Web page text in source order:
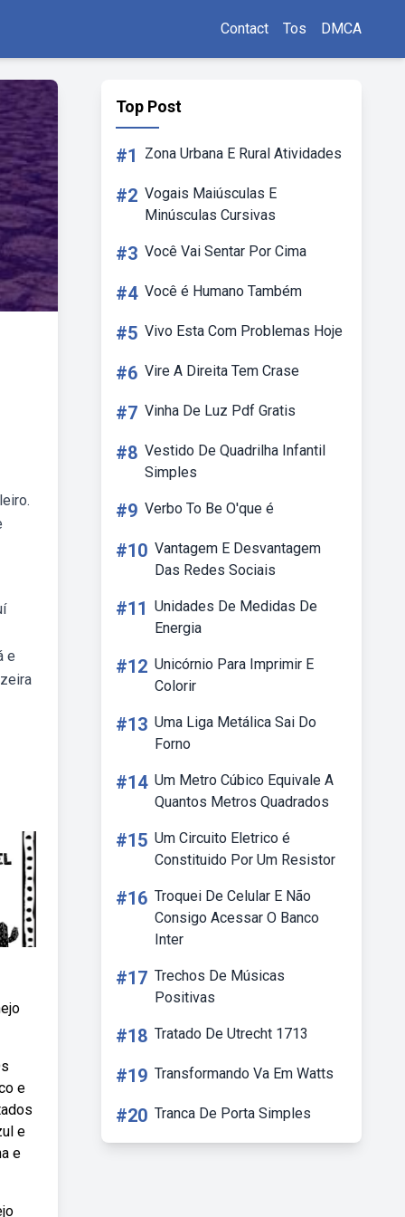
Contact Tos DMCA
e
e
e
e
Top Post
#1 Zona Urbana E Rural Atividades
#2 Vogais Maiúsculas E
Minúsculas Cursivas
#3 Você Vai Sentar Por Cima
#4 Você é Humano Também
#5 Vivo Esta Com Problemas Hoje
#6 Vire A Direita Tem Crase
#7 Vinha De Luz Pdf Gratis
#8 Vestido De Quadrilha Infantil
Simples
#9 Verbo To Be O'que é
#10 Vantagem E Desvantagem
Das Redes Sociais
#11 Unidades De Medidas De
Energia
#12 Unicórnio Para Imprimir E
Colorir
#13 Uma Liga Metálica Sai Do
Forno
#14 Um Metro Cúbico Equivale A
Quantos Metros Quadrados
#15 Um Circuito Eletrico é
Constituido Por Um Resistor
#16 Troquei De Celular E Não
Consigo Acessar O Banco
Inter
#17 Trechos De Músicas
Positivas
#18 Tratado De Utrecht 1713
#19 Transformando Va Em Watts
#20 Tranca De Porta Simples